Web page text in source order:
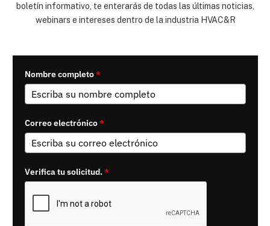
boletín informativo, te enterarás de todas las últimas noticias,
webinars e intereses dentro de la industria HVAC&R
Nombre completo*
Correo electrónico*
Verifica tu solicitud.*